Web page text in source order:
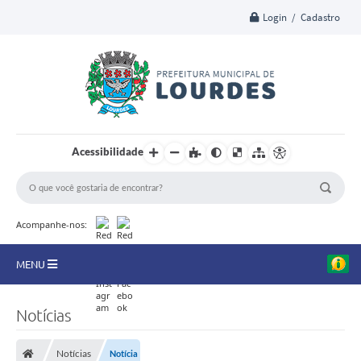
Login / Cadastro
Acessibilidade
Acompanhe-nos:
MENU
Notícias
Notícias Notícia